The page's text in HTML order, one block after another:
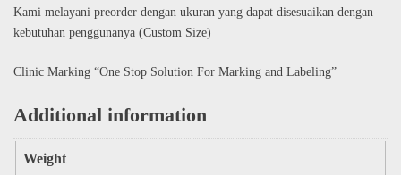
Kami melayani preorder dengan ukuran yang dapat disesuaikan dengan
kebutuhan penggunanya (Custom Size)
Clinic Marking “One Stop Solution For Marking and Labeling”
Additional information
Weight